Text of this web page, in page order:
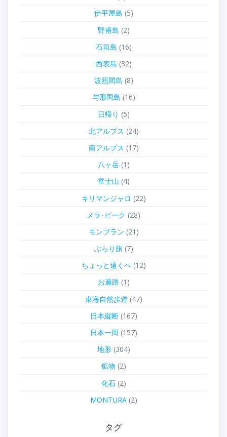
伊平屋島 (5)
野甫島 (2)
石垣島 (16)
西表島 (32)
波照間島 (8)
与那国島 (16)
日帰り (5)
北アルプス (24)
南アルプス (17)
八ヶ岳(1)
富士山 (4)
キリマンジャロ (22)
メラ･ピーク (28)
モンブラン (21)
ぶらり旅(7)
ちょっと遠くへ(12)
お遍路 (1)
東海自然歩道 (47)
日本縦断(167)
日本一周 (157)
地形(304)
鉱物 (2)
化石(2)
MONTURA(2)
タグ